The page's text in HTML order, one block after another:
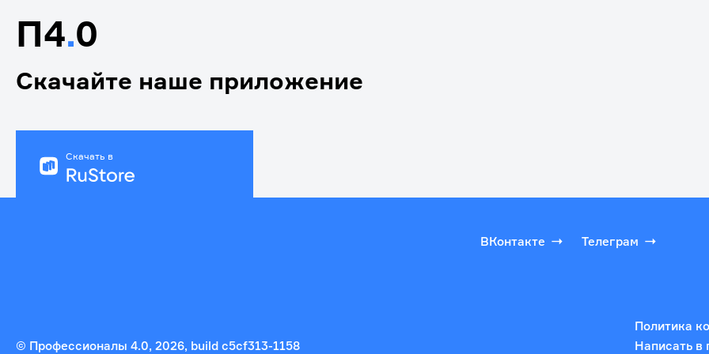
П4.0
Скачайте наше приложение
Скачать в
ВКонтакте Телеграм
© Профессионалы 4.0, 2026, build c5cf313-1158
Политика
Написать в